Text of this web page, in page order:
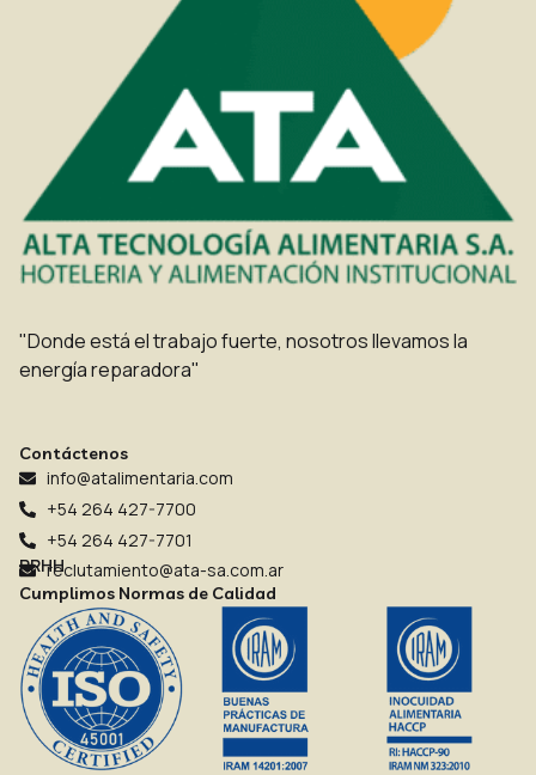
"Donde está el trabajo fuerte, nosotros llevamos la
energía reparadora"
Contáctenos
info@atalimentaria.com
+54 264 427-7700
+54 264 427-7701
RRHHreclutamiento@ata-sa.com.ar
Cumplimos Normas de Calidad